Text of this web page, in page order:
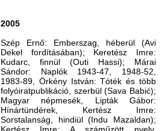
2005
Szép Ernő: Emberszag, héberül (Avi
Dekel fordításában); Keretész Imre:
Kudarc, finnül (Outi Hassi); Márai
Sándor: Naplók 1943-47, 1948-52,
1983-89, Örkény István: Tóték és több
folyóiratpublikáció, szerbül (Sava Babić);
Magyar népmesék, Lipták Gábor:
Hínártündérek, Kertész Imre:
Sorstalanság, hindiül (Indu Mazaldan);